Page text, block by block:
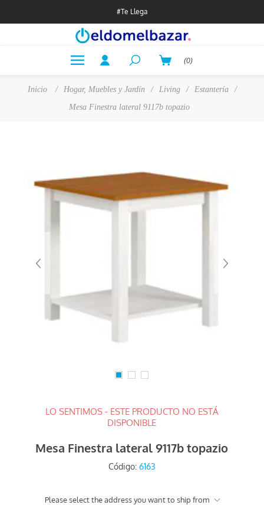
#Te Llega
(0)
Inicio / Hogar, Muebles y Jardín / Living / Estantería
/
Mesa Finestra lateral 9117b topazio
LO SENTIMOS - ESTE PRODUCTO NO ESTÁ
DISPONIBLE
Mesa Finestra lateral 9117b topazio
Código: 6163
Please select the address you want to ship from